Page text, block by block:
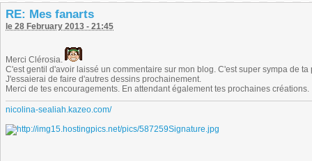
RE: Mes fanarts
le 28 February 2013 - 21:45
Merci Clérosia.
C'est gentil d'avoir laissé un commentaire sur mon blog. C'est super sympa de ta
J'essaierai de faire d'autres dessins prochainement.
Merci de tes encouragements. En attendant également tes prochaines créations.
nicolina-sealiah.kazeo.com/